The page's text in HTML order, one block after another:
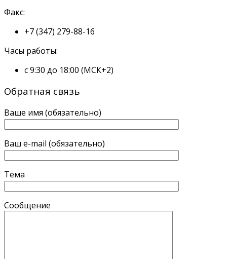
Факс:
+7 (347) 279-88-16
Часы работы:
с 9:30 до 18:00 (МСК+2)
Обратная связь
Ваше имя (обязательно)
Ваш e-mail (обязательно)
Тема
Сообщение